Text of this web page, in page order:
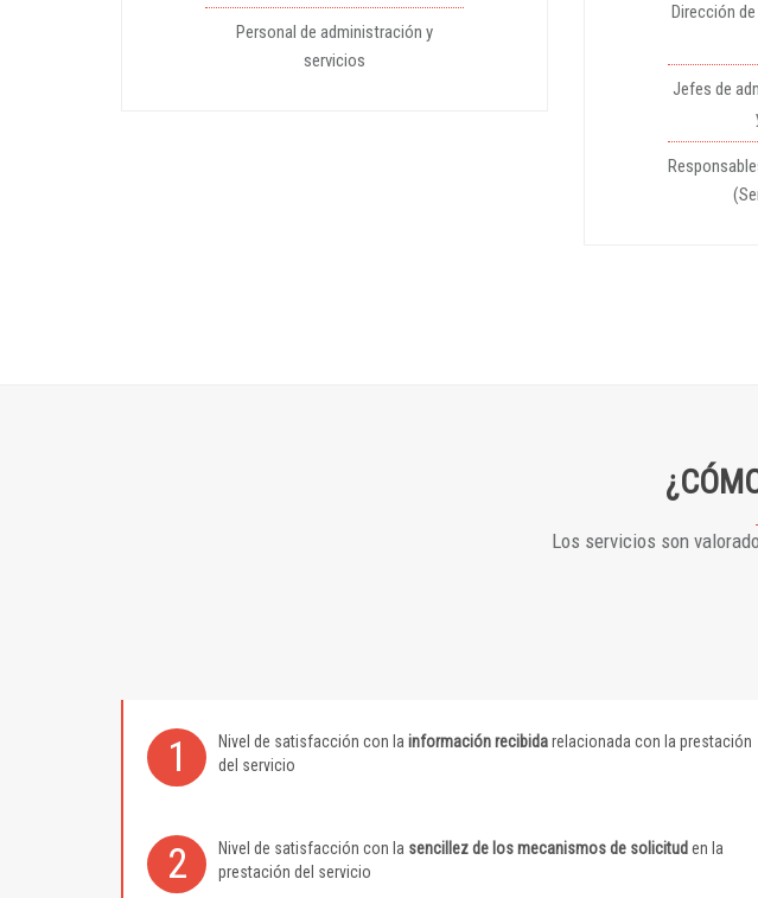
Personal de administración y
servicios
Dirección
Jefes de
Los servicios son
1 Nivel de satisfacción con la información recibidarelacionada con la prestación
del servicio
2 Nivel de satisfacción con la sencillez de los mecanismos de solicitud en la
prestación del servicio